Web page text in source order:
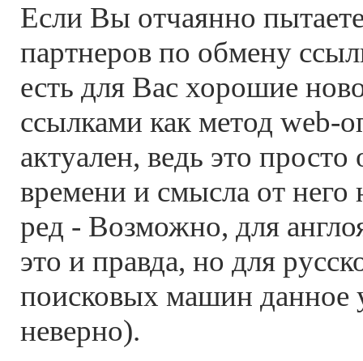
Если Вы отчаянно
партнеров по обмену
есть для Вас хорошие
ссылками как метод web-
актуален, ведь это просто
времени и смысла от
ред - Возможно, для
это и правда, но для
поисковых машин данное
неверно).